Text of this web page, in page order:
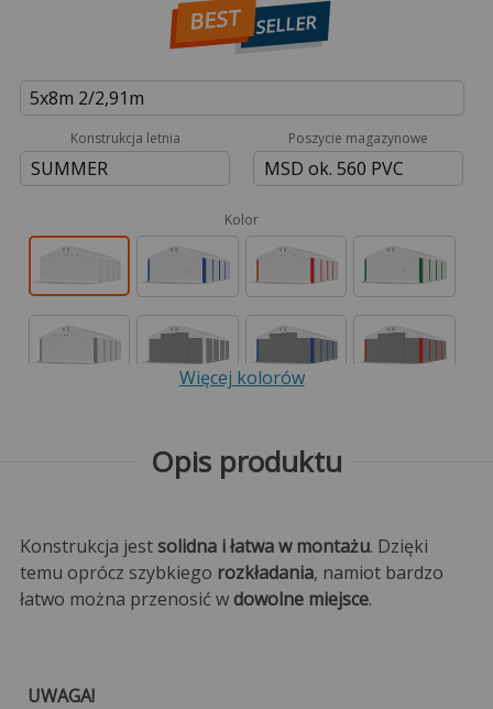
BEST SELLER
5x8m 2/2,91m
Konstrukcja letnia
SUMMER
Poszycie magazynowe
MSD ok. 560 PVC
Kolor
Więcej kolorów
Opis produktu
Konstrukcja jestsolidna i łatwa w montażu. Dzięki
temu oprócz szybkiego rozkładania, namiot bardzo
łatwo można przenosić wdowolne miejsce.
UWAGA!